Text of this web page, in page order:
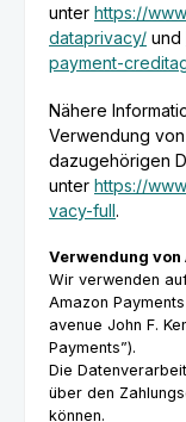
unter https://
dataprivacy/ und
payment-
Nähere
Verwendung
dazugehörigen
unter https://
vacy-full.
Verwendung von
Wir verwenden
Amazon
avenue John F.
Payments”).
Die
über den
können.